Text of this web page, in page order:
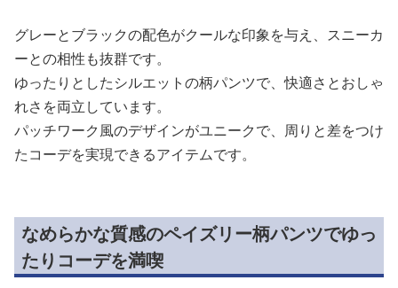
グレーとブラックの配色がクールな印象を与え、スニーカ
ーとの相性も抜群です。
ゆったりとしたシルエットの柄パンツで、快適さとおしゃ
れさを両立しています。
パッチワーク風のデザインがユニークで、周りと差をつけ
たコーデを実現できるアイテムです。
なめらかな質感のペイズリー柄パンツでゆっ
たりコーデを満喫